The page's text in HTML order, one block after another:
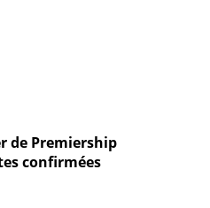
de Premiership
confirmées